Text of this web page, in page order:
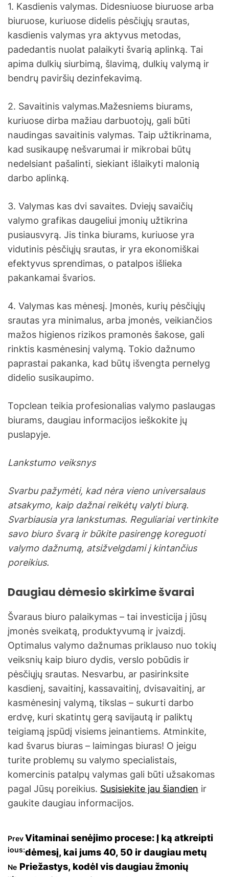
1. Kasdienis valymas. Didesniuose biuruose arba
biuruose, kuriuose didelis pėsčiųjų srautas,
kasdienis valymas yra aktyvus metodas,
padedantis nuolat palaikyti švarią aplinką. Tai
apima dulkių siurbimą, šlavimą, dulkių valymą ir
bendrų paviršių dezinfekavimą.
2. Savaitinis valymas.Mažesniems biurams,
kuriuose dirba mažiau darbuotojų, gali būti
naudingas savaitinis valymas. Taip užtikrinama,
kad susikaupę nešvarumai ir mikrobai būtų
nedelsiant pašalinti, siekiant išlaikyti malonią
darbo aplinką.
3. Valymas kas dvi savaites. Dviejų savaičių
valymo grafikas daugeliui įmonių užtikrina
pusiausvyrą. Jis tinka biurams, kuriuose yra
vidutinis pėsčiųjų srautas, ir yra ekonomiškai
efektyvus sprendimas, o patalpos išlieka
pakankamai švarios.
4. Valymas kas mėnesį. Įmonės, kurių pėsčiųjų
srautas yra minimalus, arba įmonės, veikiančios
mažos higienos rizikos pramonės šakose, gali
rinktis kasmėnesinį valymą. Tokio dažnumo
paprastai pakanka, kad būtų išvengta pernelyg
didelio susikaupimo.
Topclean teikia profesionalias valymo paslaugas
biurams, daugiau informacijos ieškokite jų
puslapyje.
Lankstumo veiksnys
Svarbu pažymėti, kad nėra vieno universalaus
atsakymo, kaip dažnai reikėtų valyti biurą.
Svarbiausia yra lankstumas. Reguliariai vertinkite
savo biuro švarą ir būkite pasirengę koreguoti
valymo dažnumą, atsižvelgdami į kintančius
poreikius.
Daugiau dėmesio skirkime švarai
Švaraus biuro palaikymas – tai investicija į jūsų
įmonės sveikatą, produktyvumą ir įvaizdį.
Optimalus valymo dažnumas priklauso nuo tokių
veiksnių kaip biuro dydis, verslo pobūdis ir
pėsčiųjų srautas. Nesvarbu, ar pasirinksite
kasdienį, savaitinį, kassavaitinį, dvisavaitinį, ar
kasmėnesinį valymą, tikslas – sukurti darbo
erdvę, kuri skatintų gerą savijautą ir paliktų
teigiamą įspūdį visiems įeinantiems. Atminkite,
kad švarus biuras – laimingas biuras! O jeigu
turite problemų su valymo specialistais,
komercinis patalpų valymas gali būti užsakomas
pagal Jūsų poreikius. Susisiekite jau šiandien ir
gaukite daugiau informacijos.
N
a
Prev
ious:
Vitaminai senėjimo procese: Į ką atkreipti
dėmesį, kai jums 40, 50 ir daugiau metų
Ne Priežastys, kodėl vis daugiau žmonių